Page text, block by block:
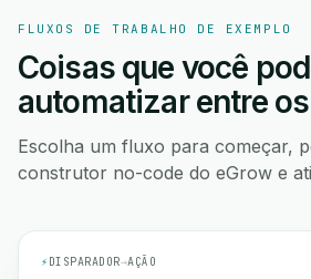
FLUXOS DE TRABALHO DE EXEMPLO
Coisas que você
automatizar entre
Escolha um fluxo para começar,
construtor no-code do eGrow e
⚡ DISPARADOR→AÇÃO